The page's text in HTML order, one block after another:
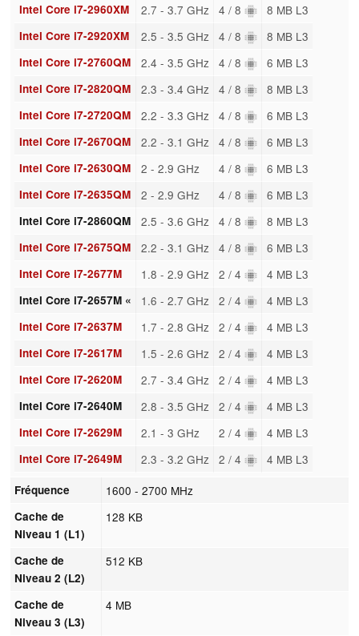
Intel Core i7-2960XM 2.7 - 3.7 GHz 4 / 8 8 MB L3
Intel Core i7-2920XM 2.5 - 3.5 GHz 4 / 8 8 MB L3
Intel Core i7-2760QM 2.4 - 3.5 GHz 4 / 8 6 MB L3
Intel Core i7-2820QM 2.3 - 3.4 GHz 4 / 8 8 MB L3
Intel Core i7-2720QM 2.2 - 3.3 GHz 4 / 8 6 MB L3
Intel Core i7-2670QM 2.2 - 3.1 GHz 4 / 8 6 MB L3
Intel Core i7-2630QM 2 - 2.9 GHz 4 / 8 6 MB L3
Intel Core i7-2635QM 2 - 2.9 GHz 4 / 8 6 MB L3
Intel Core i7-2860QM 2.5 - 3.6 GHz 4 / 8 8 MB L3
Intel Core i7-2675QM 2.2 - 3.1 GHz 4 / 8 6 MB L3
Intel Core i7-2677M 1.8 - 2.9 GHz 2 / 4 4 MB L3
Intel Core i7-2657M « 1.6 - 2.7 GHz 2 / 4 4 MB L3
Intel Core i7-2637M 1.7 - 2.8 GHz 2 / 4 4 MB L3
Intel Core i7-2617M 1.5 - 2.6 GHz 2 / 4 4 MB L3
Intel Core i7-2620M 2.7 - 3.4 GHz 2 / 4 4 MB L3
Intel Core i7-2640M 2.8 - 3.5 GHz 2 / 4 4 MB L3
Intel Core i7-2629M 2.1 - 3 GHz 2 / 4 4 MB L3
Intel Core i7-2649M 2.3 - 3.2 GHz 2 / 4 4 MB L3
Fréquence 1600 - 2700 MHz
Cache de
Niveau 1 (L1)
128 KB
Cache de
Niveau 2 (L2)
512 KB
Cache de
Niveau 3 (L3)
4 MB